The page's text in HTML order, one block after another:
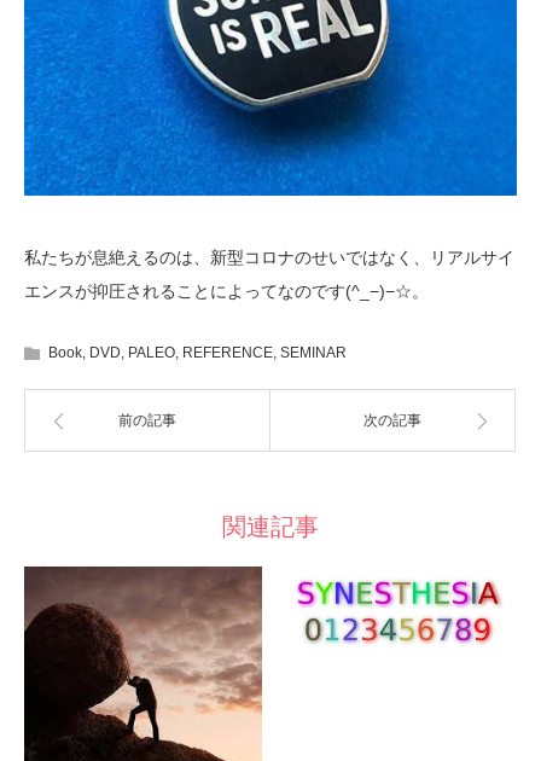
私たちが息絶えるのは、新型コロナのせいではなく、リアルサイ
エンスが抑圧されることによってなのです(^_−)−☆。
Book, DVD, PALEO, REFERENCE, SEMINAR
前の記事 次の記事
関連記事